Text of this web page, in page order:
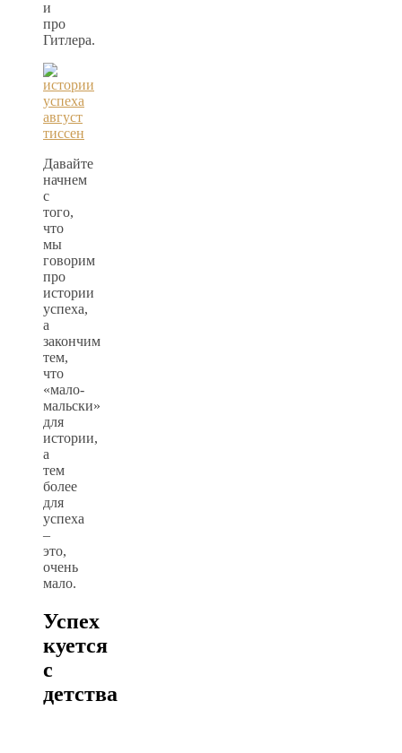
и
про
Гитлера.
Давайте
начнем
с
того,
что
мы
говорим
про
истории
успеха,
а
закончим
тем,
что
«мало-
мальски»
для
истории,
а
тем
более
для
успеха
–
это,
очень
мало.
Успех
куется
с
детства